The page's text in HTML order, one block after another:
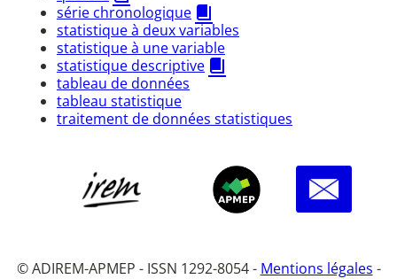
série chronologique
statistique à deux variables
statistique à une variable
statistique descriptive
tableau de données
tableau statistique
traitement de données statistiques
© ADIREM-APMEP - ISSN 1292-8054 - Mentions légales -